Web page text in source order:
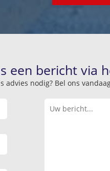
een bericht via
advies nodig? Bel ons